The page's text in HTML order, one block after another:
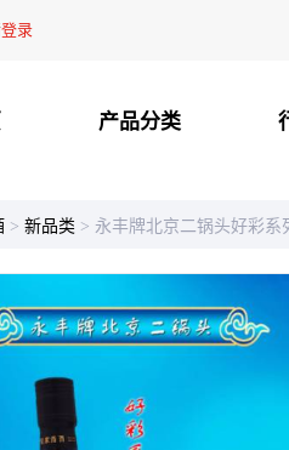
登录
产品分类
> 新品类 > 永丰牌北京二锅头好彩系